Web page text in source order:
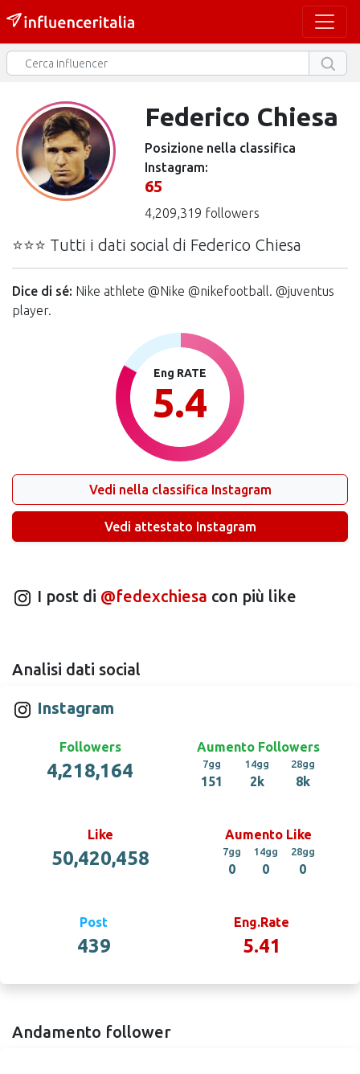
Federico Chiesa
Posizione nella classifica
Instagram:
65
4,209,319 followers
⭐⭐⭐ Tutti i dati social di Federico Chiesa
Dice di sé: Nike athlete @Nike @nikefootball. @juventus
player.
Eng RATE
5.4
Vedi nella classifica Instagram
Vedi attestato Instagram
I post di @fedexchiesa con più like
Analisi dati social
Instagram
Followers
4,218,164
Aumento Followers
7gg
151
14gg
2k
28gg
8k
Like
50,420,458
Aumento Like
7gg
0
14gg
0
28gg
0
Post
439
Eng.Rate
5.41
Andamento follower